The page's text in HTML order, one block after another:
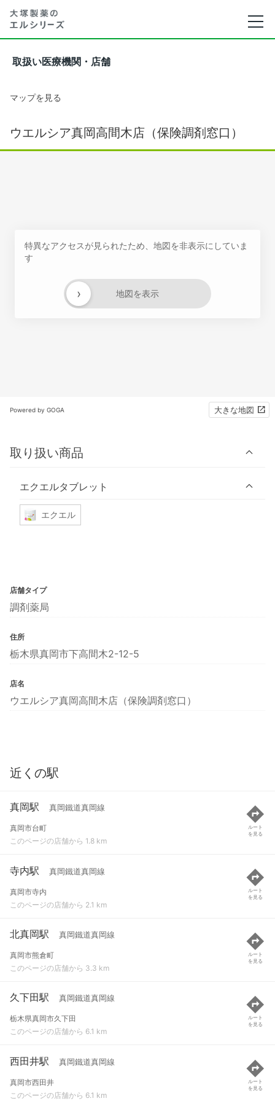
取扱い医療機関・店舗
マップを見る
ウエルシア真岡高間木店（保険調剤窓口）
特異なアクセスが見られたため、地図を非表示にしていま
す
地図を表示
›
Powered by GOGA 大きな地図
取り扱い商品
エクエルタブレット
エクエル
店舗タイプ
調剤薬局
住所
栃木県真岡市下高間木2-12-5
店名
ウエルシア真岡高間木店（保険調剤窓口）
近くの駅
真岡駅 真岡鐵道真岡線
真岡市台町
このページの店舗から 1.8 km
ルート
を見る
寺内駅 真岡鐵道真岡線
真岡市寺内
このページの店舗から 2.1 km
ルート
を見る
北真岡駅 真岡鐵道真岡線
真岡市熊倉町
このページの店舗から 3.3 km
ルート
を見る
久下田駅 真岡鐵道真岡線
栃木県真岡市久下田
このページの店舗から 6.1 km
ルート
を見る
西田井駅 真岡鐵道真岡線
真岡市西田井
このページの店舗から 6.1 km
ルート
を見る